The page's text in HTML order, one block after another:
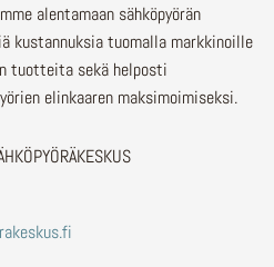
alentamaan sähköpyörän
kustannuksia tuomalla markkinoille
tuotteita sekä helposti
elinkaaren maksimoimiseksi.